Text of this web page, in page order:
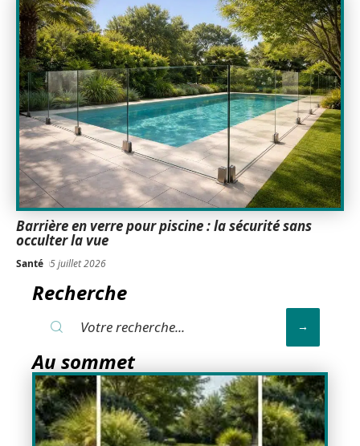
Barrière en verre pour piscine : la sécurité sans
occulter la vue
Santé 5 juillet 2026
Recherche
Au sommet